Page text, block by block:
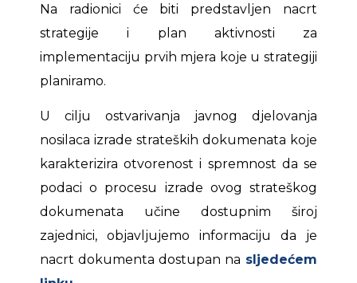
Na radionici će biti predstavljen nacrt
strategije i plan aktivnosti za
implementaciju prvih mjera koje u strategiji
planiramo.
U cilju ostvarivanja javnog djelovanja
nosilaca izrade strateških dokumenata koje
karakterizira otvorenost i spremnost da se
podaci o procesu izrade ovog strateškog
dokumenata učine dostupnim široj
zajednici, objavljujemo informaciju da je
nacrt dokumenta dostupan na sljedećem